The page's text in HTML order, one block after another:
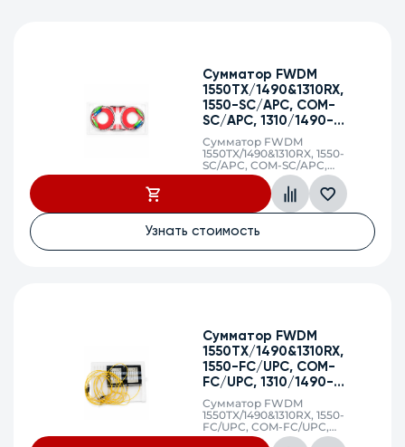
Применить
Сбросить
Сумматор FWDM
1550TX/1490&1310RX,
1550-SC/APC, COM-
SC/APC, 1310/1490-
SC/UPC
Сумматор FWDM
1550TX/1490&1310RX, 1550-
SC/APC, COM-SC/APC,
1310/1490-SC/UPC
Узнать стоимость
Сумматор FWDM
1550TX/1490&1310RX,
1550-FC/UPC, COM-
FC/UPC, 1310/1490-
FC/UPC
Сумматор FWDM
1550TX/1490&1310RX, 1550-
FC/UPC, COM-FC/UPC,
1310/1490-FC/UPC